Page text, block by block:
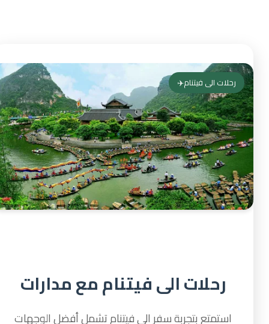
رحلات الى فيتنام✈️
رحلات الى فيتنام مع مدارات
استمتع بتجربة سفر الى فيتنام تشمل أفضل الوجهات